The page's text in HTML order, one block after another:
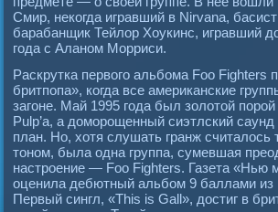
Смир, некогда игравший в Nirvana,
барабанщик Тейлор Хоукинс, игравший
года с Аланом Морриси.
Раскрутка первого альбома Foo Fighters
бритпопа», когда все американские
загоне. Май 1995 года был золотой
Рulр’а, а доморощенный сиэтлский
план. Но, хотя слушать гранж считалось
тоном, была одна группа, сумевшая
настроение — Foo Fighters. Газета «Нью
оценила дебютный альбом 9 баллами из
Первый сингл, «This is Gall», достиг в